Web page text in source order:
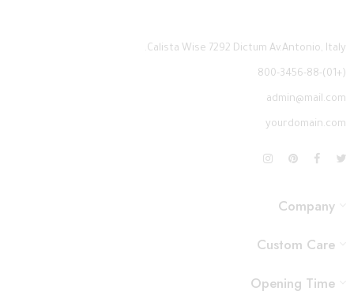
Calista Wise 7292 Dictum Av.Antonio, Italy.
(+01)-800-3456-88
admin@mail.com
yourdomain.com
Company
Custom Care
Opening Time